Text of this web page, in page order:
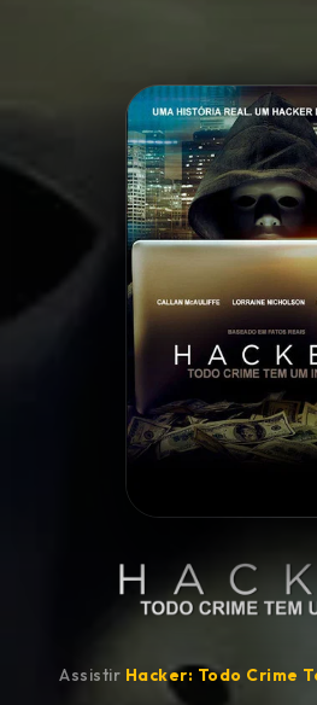
Minha Lista
Pesquisar
Assistir Hacker: Todo Crime